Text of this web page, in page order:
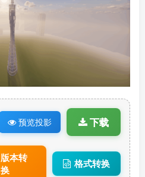
预览投影 下载
版本转
换
格式转换